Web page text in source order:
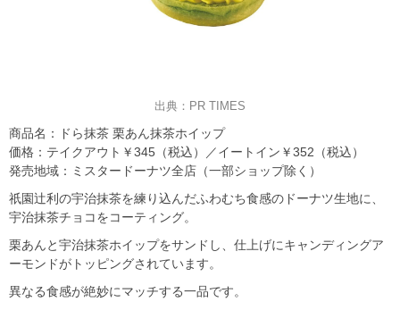
出典：PR TIMES
商品名：ドら抹茶 栗あん抹茶ホイップ
価格：テイクアウト￥345（税込）／イートイン￥352（税込）
発売地域：ミスタードーナツ全店（一部ショップ除く）
祇園辻利の宇治抹茶を練り込んだふわむち食感のドーナツ生地に、
宇治抹茶チョコをコーティング。
栗あんと宇治抹茶ホイップをサンドし、仕上げにキャンディングア
ーモンドがトッピングされています。
異なる食感が絶妙にマッチする一品です。